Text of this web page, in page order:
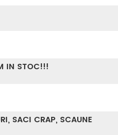
IN STOC!!!
SACI CRAP, SCAUNE